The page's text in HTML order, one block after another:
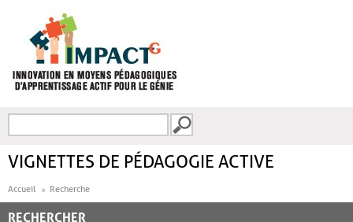
FORMULAIRE DE
VIGNETTES DE PÉDAGOGIE ACTIVE
Accueil Recherche
RECHERCHER